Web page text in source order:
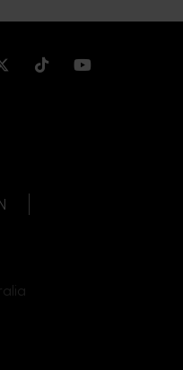
CHANNEL LINK
CHANNEL LINK
CHANNEL
TIKTOKYOUTUBE